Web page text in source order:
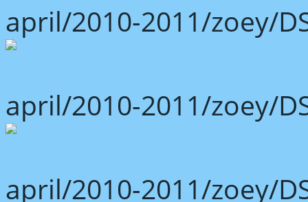
april/2010-2011/zoey/
april/2010-2011/zoey/
april/2010-2011/zoey/